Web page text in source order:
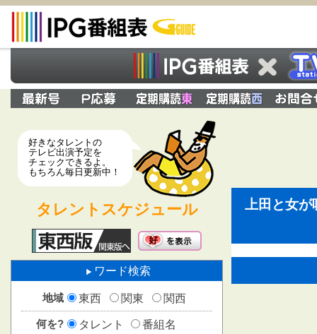
好きなタレントの
テレビ出演予定を
チェックできるよ。
もちろん毎日更新中！
タレントスケジュール
ワード検索
地域 東西 関東 関西
何を? タレント 番組名
上田と女が